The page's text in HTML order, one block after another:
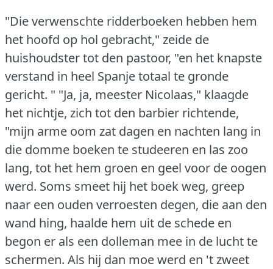
"Die verwenschte ridderboeken hebben hem
het hoofd op hol gebracht," zeide de
huishoudster tot den pastoor, "en het knapste
verstand in heel Spanje totaal te gronde
gericht. " "Ja, ja, meester Nicolaas," klaagde
het nichtje, zich tot den barbier richtende,
"mijn arme oom zat dagen en nachten lang in
die domme boeken te studeeren en las zoo
lang, tot het hem groen en geel voor de oogen
werd. Soms smeet hij het boek weg, greep
naar een ouden verroesten degen, die aan den
wand hing, haalde hem uit de schede en
begon er als een dolleman mee in de lucht te
schermen. Als hij dan moe werd en 't zweet